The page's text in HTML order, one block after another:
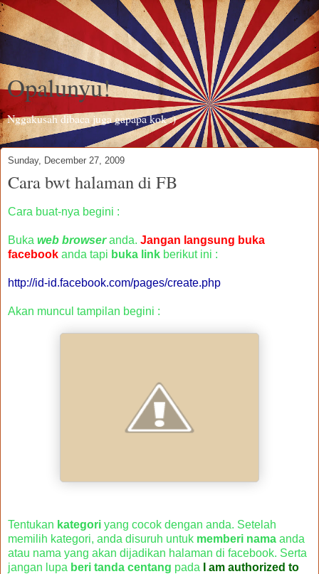
Opalunyu!
Nggakusah dibaca juga gapapa kok :)
Sunday, December 27, 2009
Cara bwt halaman di FB
Cara buat-nya begini :
Buka web browseranda. Jangan langsung buka
facebook anda tapi buka link berikut ini :
http://id-id.facebook.com/pages/create.php
Akan muncul tampilan begini :
Tentukan kategori yang cocok dengan anda. Setelah
memilih kategori, anda disuruh untuk memberi nama anda
atau nama yang akan dijadikan halaman di facebook. Serta
jangan lupa beri tanda centang pada
I am authorized to